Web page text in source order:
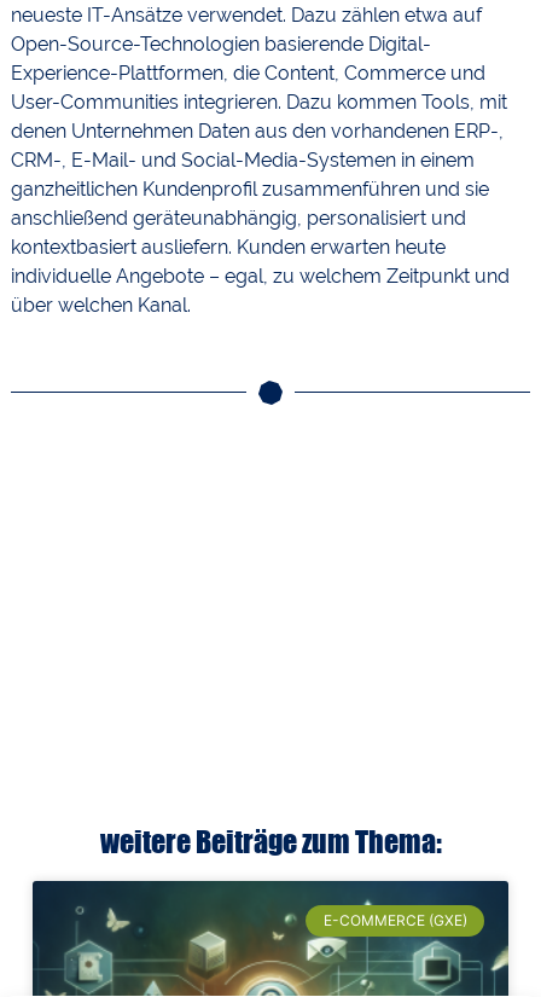
neueste IT-Ansätze verwendet. Dazu zählen etwa auf
Open-Source-Technologien basierende Digital-
Experience-Plattformen, die Content, Commerce und
User-Communities integrieren. Dazu kommen Tools, mit
denen Unternehmen Daten aus den vorhandenen ERP-,
CRM-, E-Mail- und Social-Media-Systemen in einem
ganzheitlichen Kundenprofil zusammenführen und sie
anschließend geräteunabhängig, personalisiert und
kontextbasiert ausliefern. Kunden erwarten heute
individuelle Angebote – egal, zu welchem Zeitpunkt und
über welchen Kanal.
weitere Beiträge zum Thema:
E-COMMERCE (GXE)